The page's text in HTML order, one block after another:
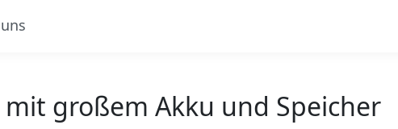
großem Akku und Speicher